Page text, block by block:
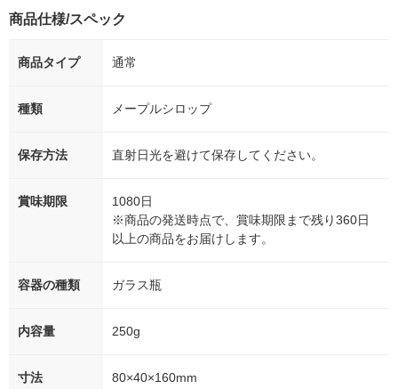
商品仕様/スペック
商品タイプ 通常
種類 メープルシロップ
保存方法 直射日光を避けて保存してください。
賞味期限
1080日
※商品の発送時点で、賞味期限まで残り360日
以上の商品をお届けします。
容器の種類 ガラス瓶
内容量 250g
寸法 80×40×160mm